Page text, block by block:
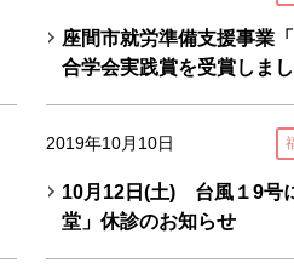
座間市就労準備支援事業
合学会実践賞を受賞しま
2019年10月10日
10月12日(土) 台風１9号
堂」休診のお知らせ